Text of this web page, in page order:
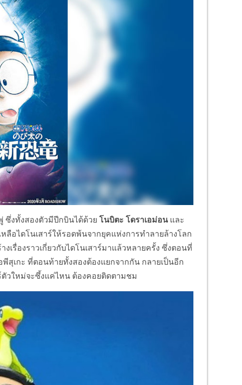
ซึ่งทั้งสองตัวมีปีกบินได้ด้วยโนบิตะ โดราเอม่อนและ
ลือไดโนเสาร์ให้รอดพ้นจากยุคแห่งการทำลายล้างโลก
เรื่องราวเกี่ยวกับไดโนเสาร์มาแล้วหลายครั้ง ซึ่งตอนที่
เกะ ที่ตอนท้ายทั้งสองต้องแยกจากกัน กลายเป็นอีก
วใหม่จะซึ้งแค่ไหน ต้องคอยติดตามชม